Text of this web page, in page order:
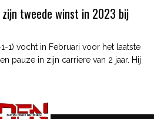
zijn tweede winst in 2023 bij
1) vocht in Februari voor het laatste
pauze in zijn carriere van 2 jaar. Hij